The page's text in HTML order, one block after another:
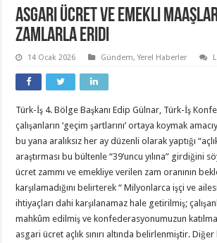
Asgari ücret ve emekli
zamlarla eridi
14 Ocak 2026 Gündem,Yerel Haberler
Türk-İş 4. Bölge Başkanı Edip Gülnar, Türk-İş
çalışanların ‘geçim şartlarını’ ortaya koymak
bu yana aralıksız her ay düzenli olarak yaptığı
araştırması bu bültenle “39’uncu yılına” girdiğini
ücret zammı ve emekliye verilen zam oranının
karşılamadığını belirterek “ Milyonlarca işçi ve
ihtiyaçları dahi karşılanamaz hale getirilmiş;
mahkûm edilmiş ve konfederasyonumuzun
asgari ücret açlık sınırı altında belirlenmiştir.